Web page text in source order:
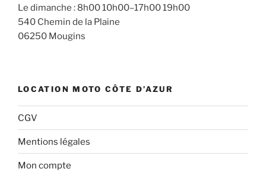
Le dimanche : 8h00 10h00–17h00 19h00
540 Chemin de la Plaine
06250 Mougins
LOCATION MOTO CÔTE D’AZUR
CGV
Mentions légales
Mon compte